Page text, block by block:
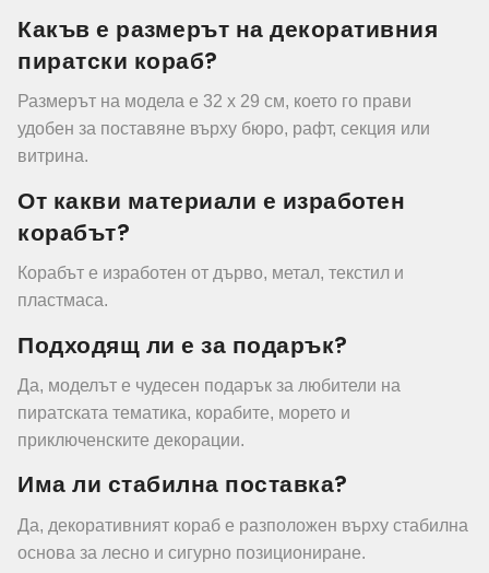
Какъв е размерът на декоративния
пиратски кораб?
Размерът на модела е 32 х 29 см, което го прави
удобен за поставяне върху бюро, рафт, секция или
витрина.
От какви материали е изработен
корабът?
Корабът е изработен от дърво, метал, текстил и
пластмаса.
Подходящ ли е за подарък?
Да, моделът е чудесен подарък за любители на
пиратската тематика, корабите, морето и
приключенските декорации.
Има ли стабилна поставка?
Да, декоративният кораб е разположен върху стабилна
основа за лесно и сигурно позициониране.